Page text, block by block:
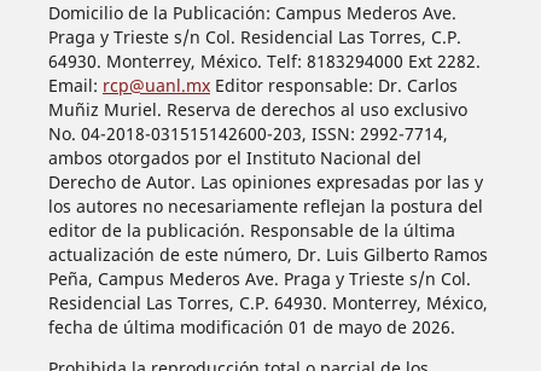
Domicilio de la Publicación: Campus Mederos Ave.
Praga y Trieste s/n Col. Residencial Las Torres, C.P.
64930. Monterrey, México. Telf: 8183294000 Ext 2282.
Email: rcp@uanl.mxEditor responsable: Dr. Carlos
Muñiz Muriel. Reserva de derechos al uso exclusivo
No. 04-2018-031515142600-203, ISSN: 2992-7714,
ambos otorgados por el Instituto Nacional del
Derecho de Autor. Las opiniones expresadas por las y
los autores no necesariamente reflejan la postura del
editor de la publicación. Responsable de la última
actualización de este número, Dr. Luis Gilberto Ramos
Peña, Campus Mederos Ave. Praga y Trieste s/n Col.
Residencial Las Torres, C.P. 64930. Monterrey, México,
fecha de última modificación 01 de mayo de 2026.